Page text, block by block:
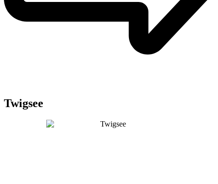
Twigsee